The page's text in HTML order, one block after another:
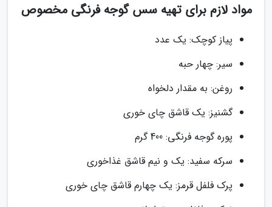
مواد لازم برای تهیه سس گوجه فرنگی مخصوص
پیاز کوچک: یک عدد
سیر: چهار حبه
روغن: به مقدار دلخواه
گشنیز: یک قاشق چای خوری
پوره گوجه فرنگی: 400 گرم
سرکه سفید: یک و نیم قاشق غذاخوری
پرک فلفل قرمز: یک چهارم قاشق چای خوری